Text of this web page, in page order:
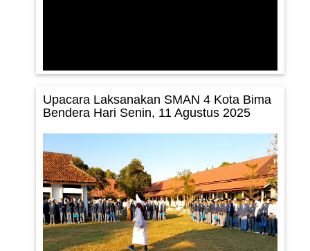
Upacara Laksanakan SMAN 4 Kota Bima
Bendera Hari Senin, 11 Agustus 2025